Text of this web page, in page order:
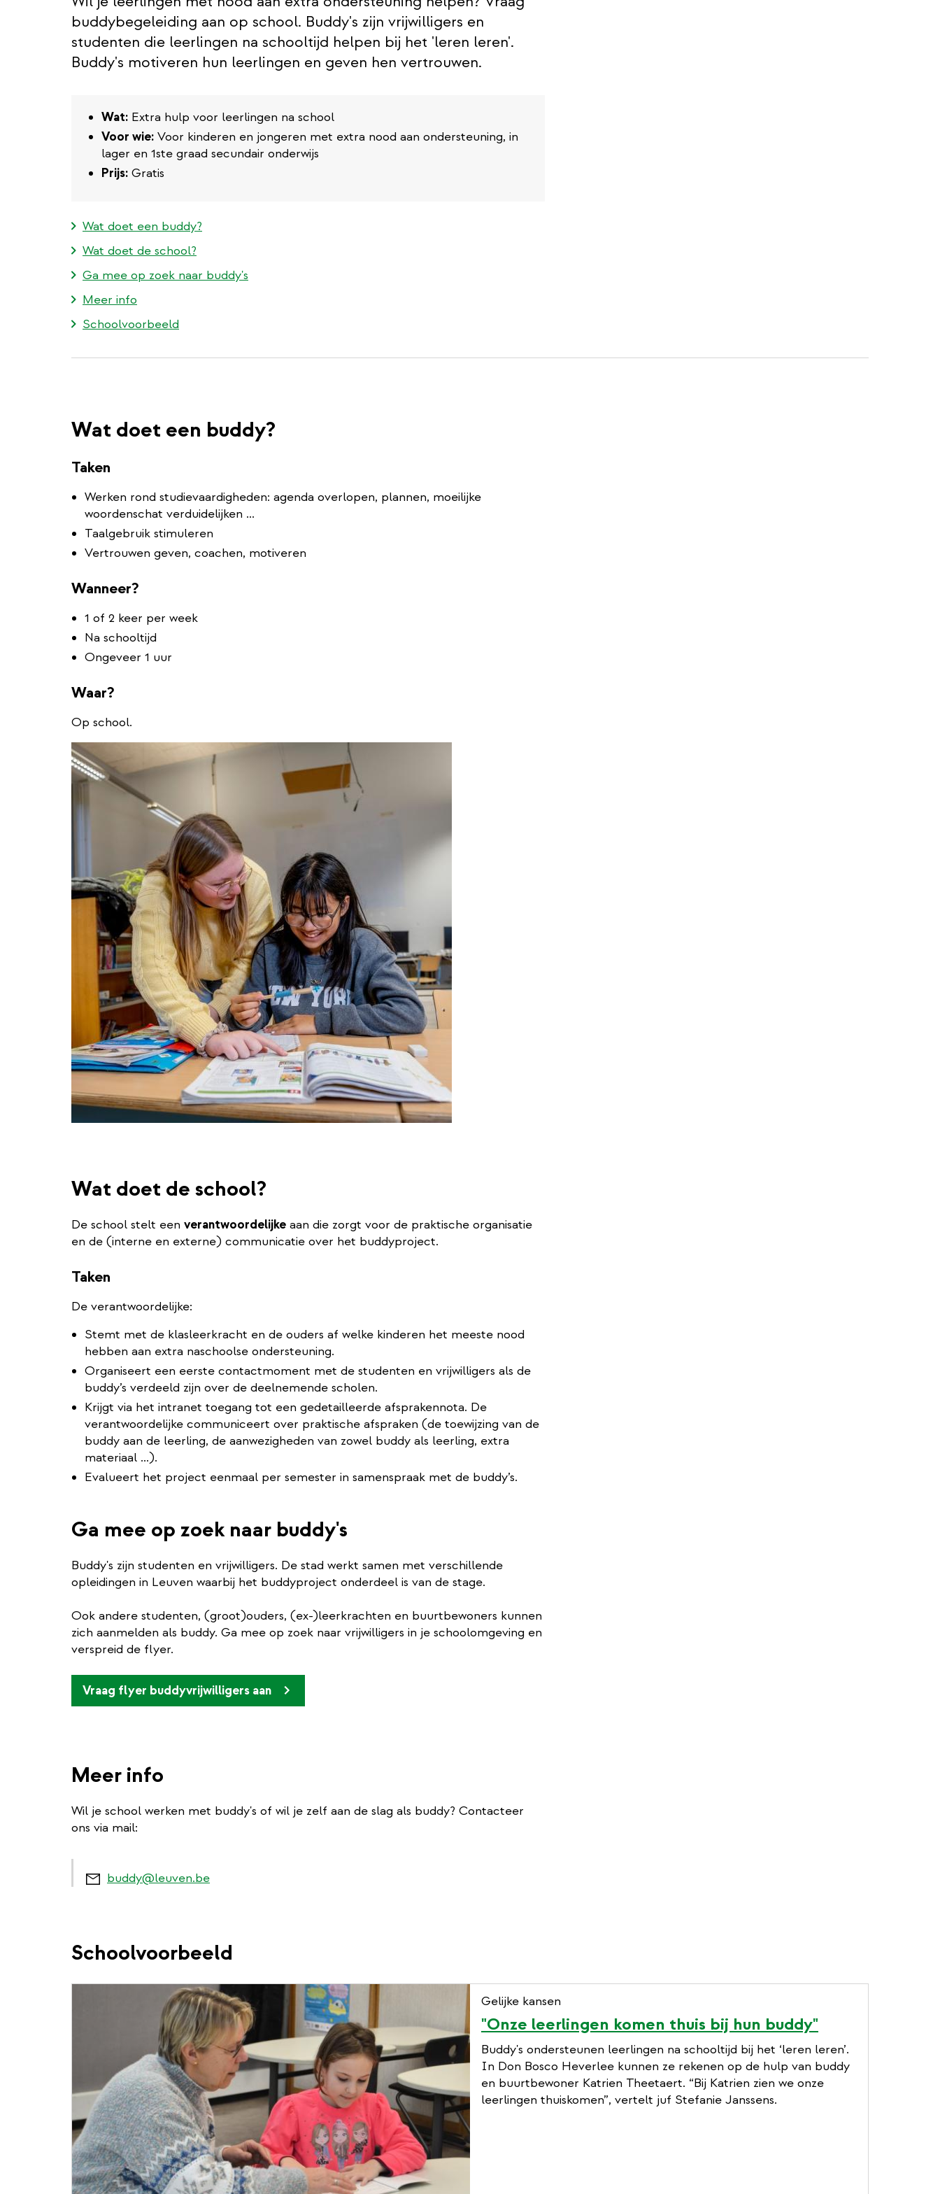
buddybegeleiding aan op school. Buddy's zijn vrijwilligers en
studenten die leerlingen na schooltijd helpen bij het 'leren leren'.
Buddy's motiveren hun leerlingen en geven hen vertrouwen.
Wat: Extra hulp voor leerlingen na school
Voor wie: Voor kinderen en jongeren met extra nood aan ondersteuning, in
lager en 1ste graad secundair onderwijs
Prijs: Gratis
Wat doet een buddy?
Wat doet de school?
Ga mee op zoek naar buddy's
Meer info
Schoolvoorbeeld
Wat doet een buddy?
Taken
Werken rond studievaardigheden: agenda overlopen, plannen, moeilijke
woordenschat verduidelijken ...
Taalgebruik stimuleren
Vertrouwen geven, coachen, motiveren
Wanneer?
1 of 2 keer per week
Na schooltijd
Ongeveer 1 uur
Waar?
Op school.
Wat doet de school?
De school stelt een verantwoordelijke aan die zorgt voor de praktische organisatie
en de (interne en externe) communicatie over het buddyproject.
Taken
De verantwoordelijke:
Stemt met de klasleerkracht en de ouders af welke kinderen het meeste nood
hebben aan extra naschoolse ondersteuning.
Organiseert een eerste contactmoment met de studenten en vrijwilligers als de
buddy’s verdeeld zijn over de deelnemende scholen.
Krijgt via het intranet toegang tot een gedetailleerde afsprakennota. De
verantwoordelijke communiceert over praktische afspraken (de toewijzing van de
buddy aan de leerling, de aanwezigheden van zowel buddy als leerling, extra
materiaal ...).
Evalueert het project eenmaal per semester in samenspraak met de buddy’s.
Ga mee op zoek naar buddy's
Buddy's zijn studenten en vrijwilligers. De stad werkt samen met verschillende
opleidingen in Leuven waarbij het buddyproject onderdeel is van de stage.
Ook andere studenten, (groot)ouders, (ex-)leerkrachten en buurtbewoners kunnen
zich aanmelden als buddy. Ga mee op zoek naar vrijwilligers in je schoolomgeving en
verspreid de flyer.
Vraag flyer buddyvrijwilligers aan
Meer info
Wil je school werken met buddy's of wil je zelf aan de slag als buddy? Contacteer
ons via mail:
buddy@leuven.be
Schoolvoorbeeld
Gelijke kansen
"Onze leerlingen komen thuis bij hun buddy"
Buddy's ondersteunen leerlingen na schooltijd bij het ‘leren leren’.
In Don Bosco Heverlee kunnen ze rekenen op de hulp van buddy
en buurtbewoner Katrien Theetaert. “Bij Katrien zien we onze
leerlingen thuiskomen”, vertelt juf Stefanie Janssens.